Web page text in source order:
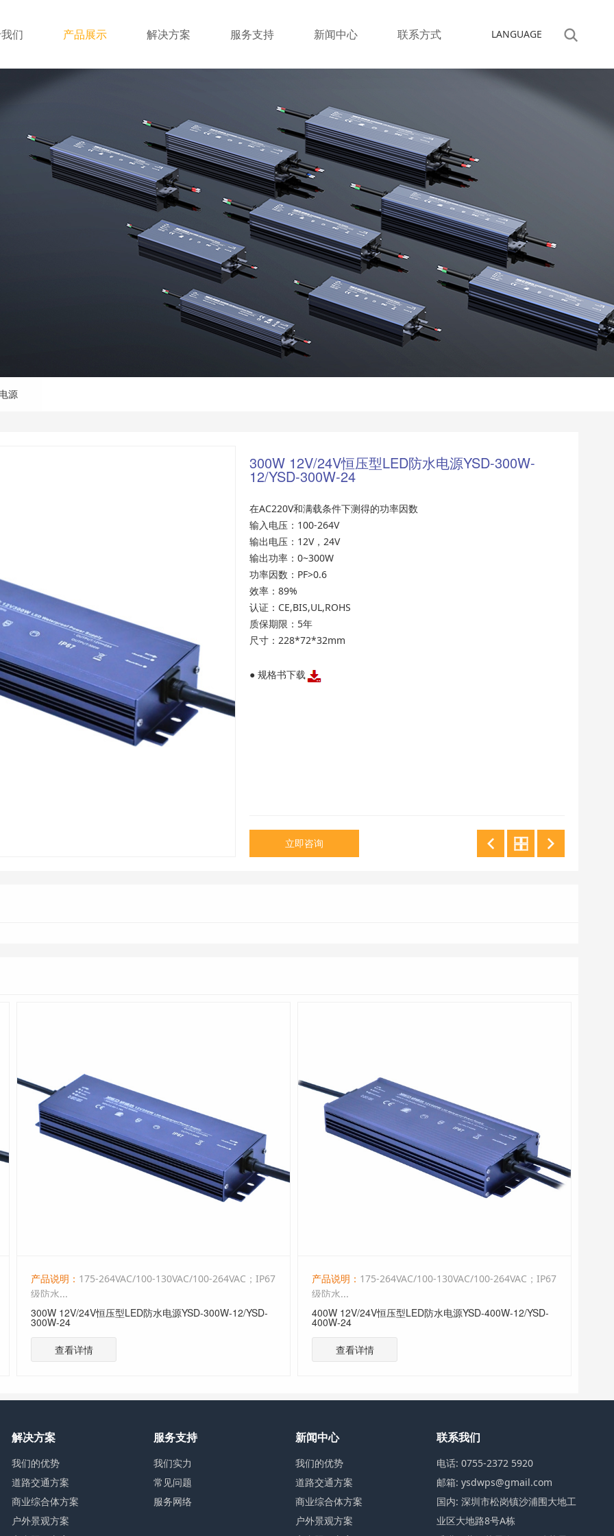
们 产品展示 解决方案 服务支持 新闻中心 联系方式 LANGUAGE
源
300W 12V/24V恒压型LED防水电源YSD-300W-
12/YSD-300W-24
在AC220V和满载条件下测得的功率因数
输入电压：100-264V
输出电压：12V，24V
输出功率：0~300W
功率因数：PF>0.6
效率：89%
认证：CE,BIS,UL,ROHS
质保期限：5年
尺寸：228*72*32mm
● 规格书下载
立即咨询
产品说明：175-264VAC/100-130VAC/100-264VAC；IP67
级防水...
400W 12V/24V恒压型LED防水电源YSD-400W-12/YSD-
400W-24
查看详情
产品说明：175-264VAC/100-130VAC/100-264VAC；IP67
级防水...
500W 12V/24V恒压型LED防水电源YSD-500W-12/YSD-
500W-24
查看详情
解决方案
我们的优势
道路交通方案
商业综合体方案
户外景观方案
服务支持
我们实力
常见问题
服务网络
新闻中心
我们的优势
道路交通方案
商业综合体方案
户外景观方案
联系我们
电话: 0755-2372 5920
邮箱: ysdwps@gmail.com
国内: 深圳市松岗镇沙浦围大地工
业区大地路8号A栋